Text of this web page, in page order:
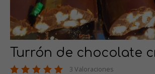
Turrón de chocolate
3 Valoraciones